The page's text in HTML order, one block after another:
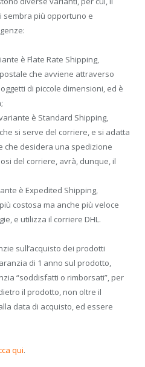
sembra più opportuno e
è Flate Rate Shipping,
che avviene attraverso
di piccole dimensioni, ed è
è Standard Shipping,
si serve del corriere, e si adatta
che desidera una spedizione
del corriere, avrà, dunque, il
è Expedited Shipping,
costosa ma anche più veloce
e utilizza il corriere DHL.
sull’acquisto dei prodotti
di 1 anno sul prodotto,
“soddisfatti o rimborsati”, per
il prodotto, non oltre il
data di acquisto, ed essere
qui.